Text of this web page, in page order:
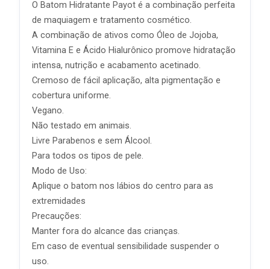
O Batom Hidratante Payot é a combinação perfeita
de maquiagem e tratamento cosmético.
A combinação de ativos como Óleo de Jojoba,
Vitamina E e Ácido Hialurônico promove hidratação
intensa, nutrição e acabamento acetinado.
Cremoso de fácil aplicação, alta pigmentação e
cobertura uniforme.
Vegano.
Não testado em animais.
Livre Parabenos e sem Álcool.
Para todos os tipos de pele.
Modo de Uso:
Aplique o batom nos lábios do centro para as
extremidades
Precauções:
Manter fora do alcance das crianças.
Em caso de eventual sensibilidade suspender o
uso.